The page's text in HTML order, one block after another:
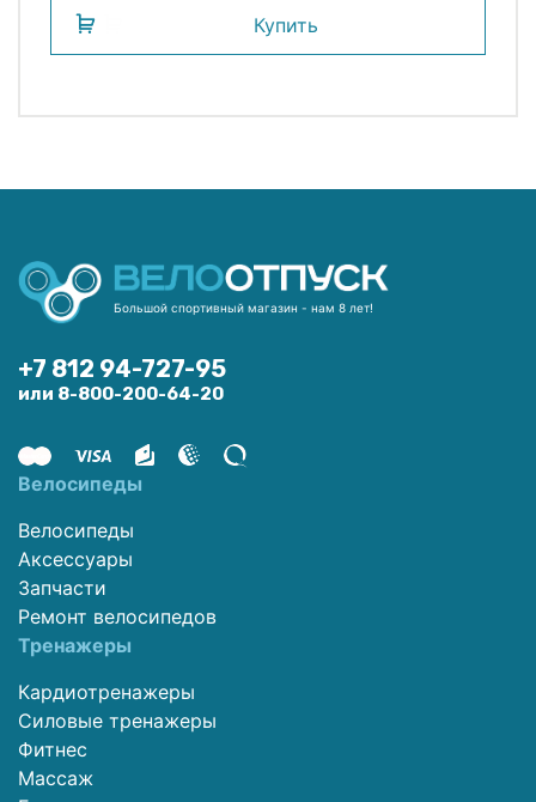
Купить
Большой спортивный магазин - нам 8 лет!
+7 812 94-727-95
или 8-800-200-64-20
Велосипеды
Велосипеды
Аксессуары
Запчасти
Ремонт велосипедов
Тренажеры
Кардиотренажеры
Силовые тренажеры
Фитнес
Массаж